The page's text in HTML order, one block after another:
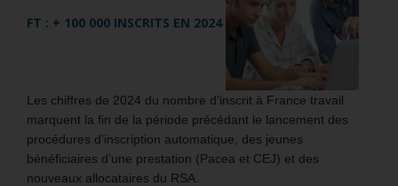
FT : + 100 000 INSCRITS EN 2024
Les chiffres de 2024 du nombre d’inscrit à France travail
marquent la fin de la période précédant le lancement des
procédures d’inscription automatique, des jeunes
bénéficiaires d’une prestation (Pacea et CEJ) et des
nouveaux allocataires du RSA.